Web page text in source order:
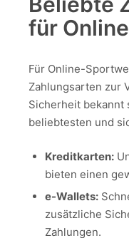
für
Für Online-
Zahlungsarten zur
Sicherheit bekannt
beliebtesten und
Kreditkarten:
bieten einen
e-Wallets:
zusätzliche
Zahlungen.